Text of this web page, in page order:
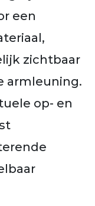
een
zichtbaar
armleuning.
op- en